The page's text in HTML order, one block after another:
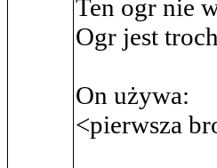
Ten ogr nie
Ogr jest
On używa:
<pierwsza